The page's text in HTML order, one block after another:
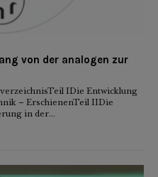
von der analogen zur
IDie Entwicklung
– ErschienenTeil IIDie
in der...